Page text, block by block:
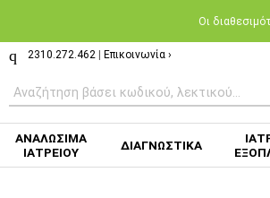
Oι
2310.272.462 Επικοινωνία ›
ΑΝΑΛΩΣΙΜΑ
ΙΑΤΡΕΙΟΥ
ΔΙΑΓΝΩΣΤΙΚΑ